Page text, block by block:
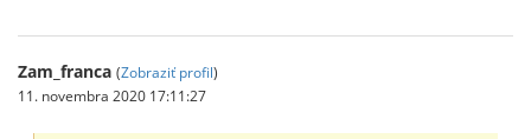
Zam_franca (Zobraziť profil)
11. novembra 2020 17:11:27